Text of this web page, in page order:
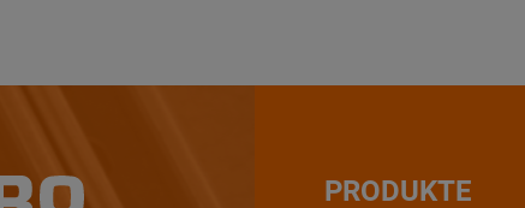
PRODUKTE